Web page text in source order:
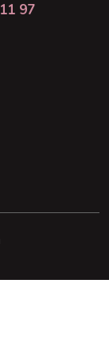
97